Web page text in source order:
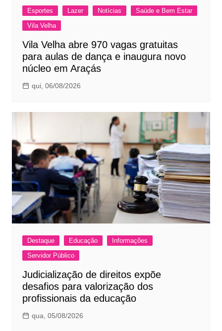
Esportes Lazer Notícias
Saúde e Bem Estar
Vila Velha
Vila Velha abre 970 vagas gratuitas
para aulas de dança e inaugura novo
núcleo em Araçás
qui, 06/08/2026
Destaque Educação
Informações
Servidor Público
Judicialização de direitos expõe
desafios para valorização dos
profissionais da educação
qua, 05/08/2026